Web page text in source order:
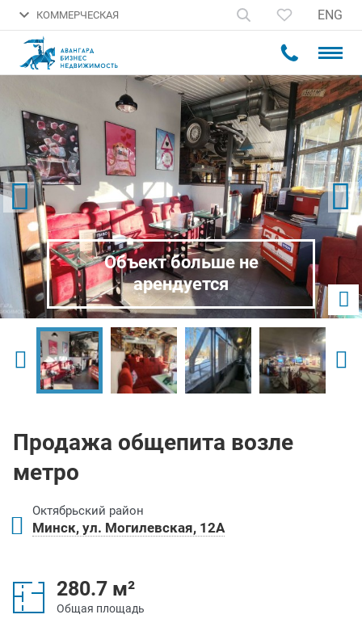
КОММЕРЧЕСКАЯ ENG
Объект больше не
арендуется
Продажа общепита возле
метро
Октябрьский район
Минск, ул. Могилевская, 12А
280.7 м²
Общая площадь